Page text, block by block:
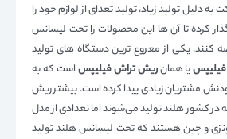
دلیل تولید زیاد، تولید تعدای از لوازم خود را
کرده تا آن ها این محصولات را تحت لیسانس
کنند. یکی از معروع ترین دستگاه های تولید
یا همانریش تراش فیلیپس است که به
مشتریان زیادی پیدا کرده است. بیشتر ریش
فیلیپس 3 تیغه در کشور هلند تولید می‌شوند اما تعدادی از مدل
و چین هستند که تحت لیسانس هلند تولید